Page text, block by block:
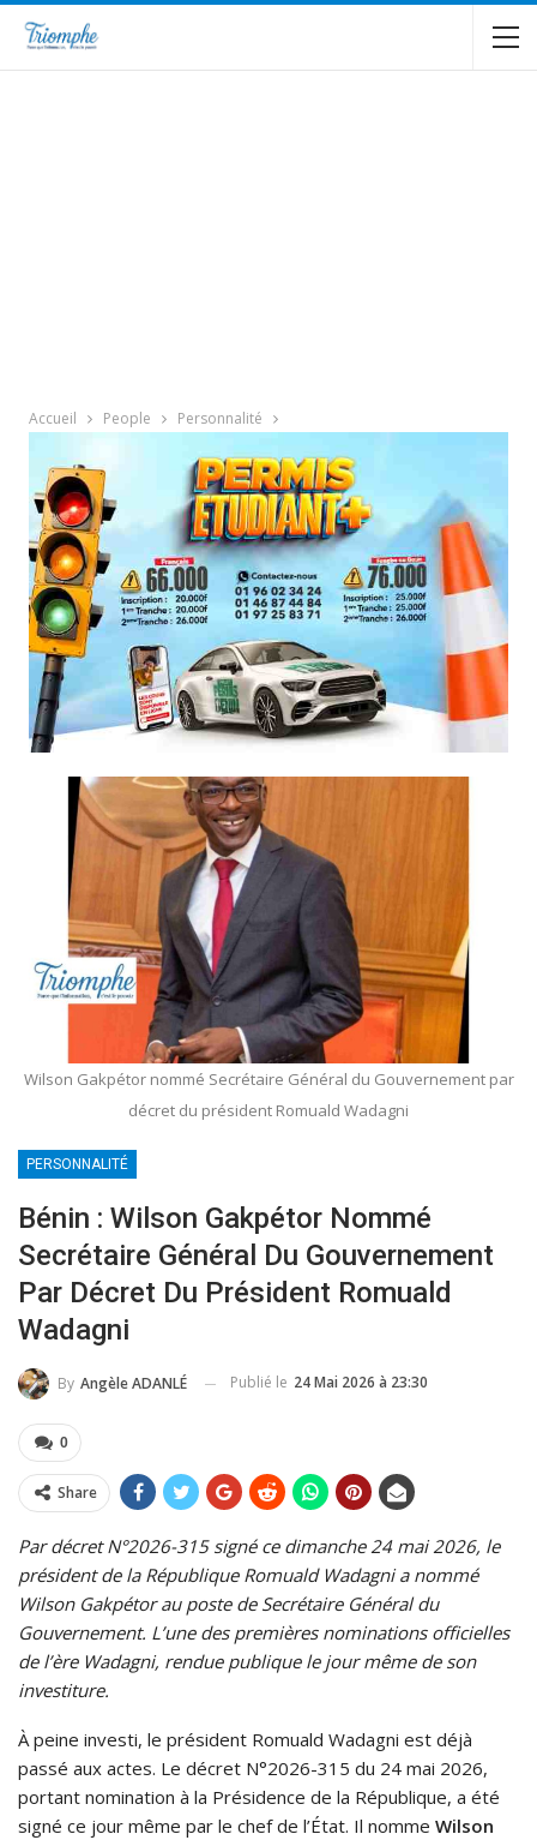
Accueil People Personnalité
Wilson Gakpétor nommé Secrétaire Général du Gouvernement par
décret du président Romuald Wadagni
PERSONNALITÉ
Bénin : Wilson Gakpétor Nommé
Secrétaire Général Du Gouvernement
Par Décret Du Président Romuald
Wadagni
By Angèle ADANLÉ Publié le 24 Mai 2026 à 23:30
0
Share
Par décret N°2026-315 signé ce dimanche 24 mai 2026, le
président de la République Romuald Wadagni a nommé
Wilson Gakpétor au poste de Secrétaire Général du
Gouvernement. L’une des premières nominations officielles
de l’ère Wadagni, rendue publique le jour même de son
investiture.
À peine investi, le président Romuald Wadagni est déjà
passé aux actes. Le décret N°2026-315 du 24 mai 2026,
portant nomination à la Présidence de la République, a été
signé ce jour même par le chef de l’État. Il nomme Wilson